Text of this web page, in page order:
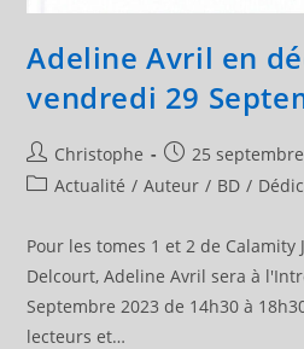
Adeline Avril en
vendredi 29
Auteur/autrice
de
Christophe
Publication
publiée :
25
PostActualité / Auteur / BD /
Pour les tomes 1 et 2 de Calamity
Delcourt, Adeline Avril sera à
Septembre 2023 de 14h30 à
lecteurs et…